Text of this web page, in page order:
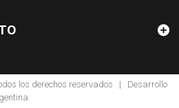
los derechos reservados | Desarrollo